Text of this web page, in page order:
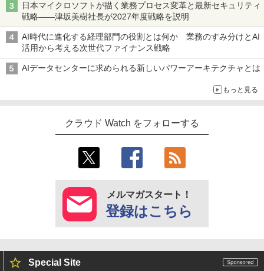
日本マイクロソフトが描く業務プロセス変革と最新セキュリティ
戦略――津坂美樹社長が2027年度戦略を説明
AI時代に進化する経理部門の役割とは何か 業務のすみ分けとAI
活用から考える次世代ファイナンス戦略
AIデータセンターに求められる新しいパワーアーキテクチャとは
もっと見る
クラウド Watch をフォローする
メルマガスタート！
登録はこちら
Special Site